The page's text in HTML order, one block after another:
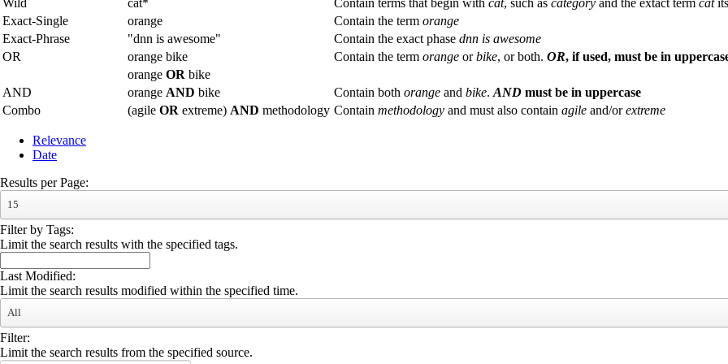
Wild
cat* Contain terms that begin with cat, such as category and the extact term cat
Exact-Single
orange Contain the term orange
Exact-Phrase
"dnn is awesome" Contain the exact phase dnn is awesome
OR
orange bike Contain the term orange orbike, or both. OR, if used, must be in
orange OR bike
AND
orange AND bike Contain both orange and bike. AND must be in uppercase
Combo
(agile OR extreme) AND methodology Contain methodology and must also contain agile and/orextreme
Relevance
Date
Results per Page:
15
Filter by Tags:
Limit the search results with the specified tags.
Last Modified:
Limit the search results modified within the specified time.
All
Filter:
Limit the search results from the specified source.